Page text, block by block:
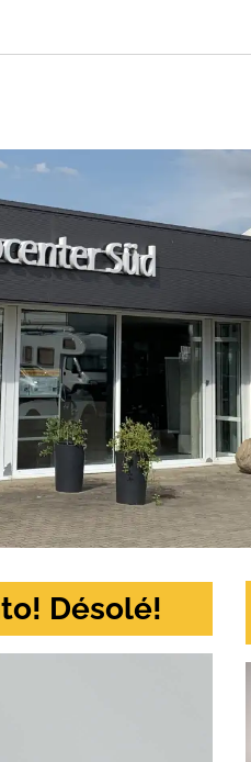
Désolé!